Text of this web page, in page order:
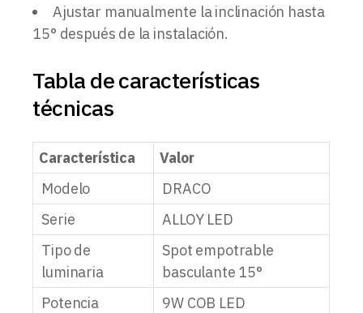
Ajustar manualmente la inclinación hasta
15° después de la instalación.
Tabla de características
técnicas
Característica
Valor
Modelo
DRACO
Serie
ALLOY LED
Tipo de
luminaria
Spot empotrable
basculante 15°
Potencia
9W COB LED